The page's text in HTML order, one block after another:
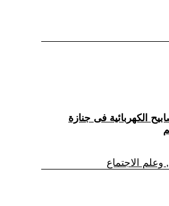
الكهربائية فى جنازة
الاجتماع